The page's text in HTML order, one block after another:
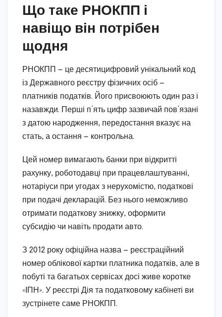
Що таке РНОКПП і
навіщо він потрібен
щодня
РНОКПП — це десятицифровий унікальний код
із Державного реєстру фізичних осіб —
платників податків. Його присвоюють один раз і
назавжди. Перші п’ять цифр зазвичай пов’язані
з датою народження, передостання вказує на
стать, а остання — контрольна.
Цей номер вимагають банки при відкритті
рахунку, роботодавці при працевлаштуванні,
нотаріуси при угодах з нерухомістю, податкові
при подачі декларацій. Без нього неможливо
отримати податкову знижку, оформити
субсидію чи навіть продати авто.
З 2012 року офіційна назва — реєстраційний
номер облікової картки платника податків, але в
побуті та багатьох сервісах досі живе коротке
«ІПН». У реєстрі Дія та податковому кабінеті ви
зустрінете саме РНОКПП.